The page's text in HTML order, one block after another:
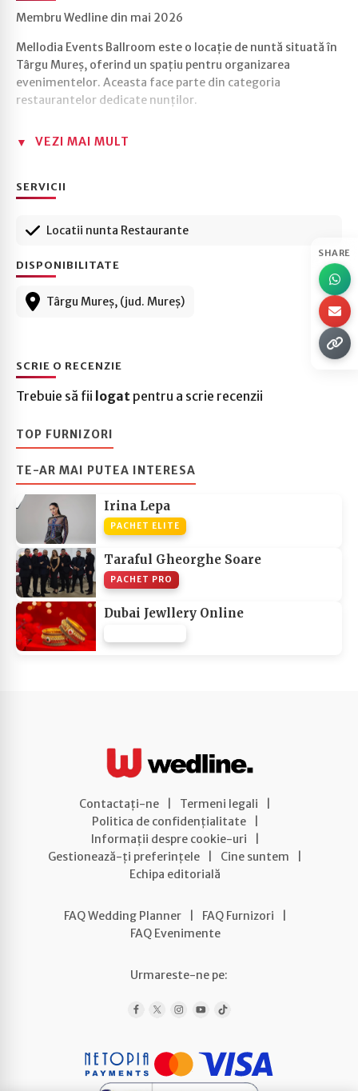
SHARE
Membru Wedline din mai 2026
Mellodia Events Ballroom este o locație de nuntă situată în
Târgu Mureș, oferind un spațiu pentru organizarea
evenimentelor. Aceasta face parte din categoria
restaurantelor dedicate nunților.
VEZI MAI MULT
SERVICII
Locatii nunta Restaurante
DISPONIBILITATE
Târgu Mureș, (jud. Mureș)
SCRIE O RECENZIE
Trebuie să fii logat pentru a scrie recenzii
TOP FURNIZORI
TE-AR MAI PUTEA INTERESA
Irina Lepa
PACHET ELITE
Taraful Gheorghe Soare
PACHET PRO
Dubai Jewllery Online
Contactați-ne Termeni legali
Politica de confidențialitate
Informații despre cookie-uri
Gestionează-ți preferințele
Cine suntem
Echipa editorială
FAQ Wedding Planner FAQ Furnizori
FAQ Evenimente
Urmareste-ne pe: